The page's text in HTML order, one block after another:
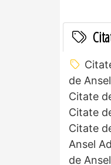
de
Citate
Citate
Citate
Ansel
de